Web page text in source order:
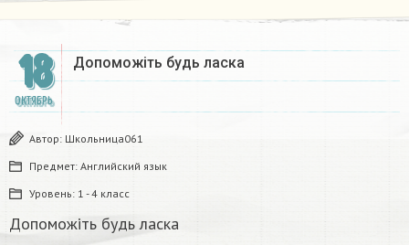
18
ОКТЯБРЬ
Допоможіть будь ласка ​
Автор: Школьница061
Предмет: Английский язык
Уровень: 1 - 4 класс
Допоможіть будь ласка ​